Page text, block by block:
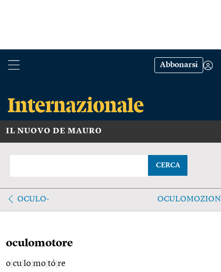
Abbonarsi
IL NUOVO DE MAURO
CERCA
OCULO-
oculomotore
o cu lo mo tó re